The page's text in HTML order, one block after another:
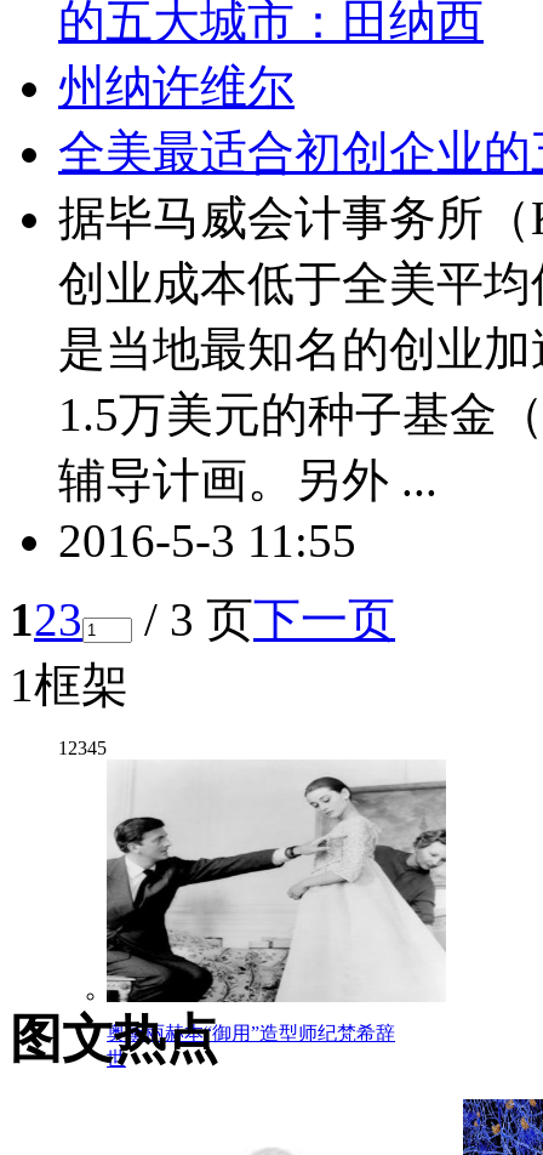
全美最适合初创企业
据毕马威会计事务所
创业成本低于全美平均
是当地最知名的创业
1.5万美元的种子基金
辅导计画。另外 ...
2016-5-3 11:55
123 / 3 页下一页
1框架
1 2345
奥黛丽赫本“御用”造型师纪梵希辞
世
图文热点